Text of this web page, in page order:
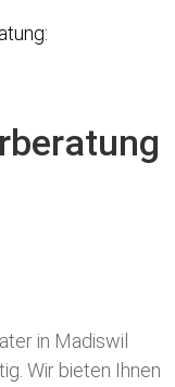
in Madiswil
Wir bieten Ihnen